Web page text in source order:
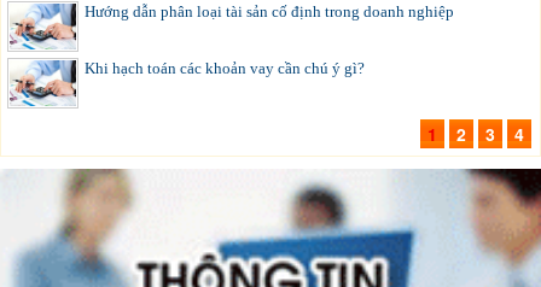
Hướng dẫn phân loại tài sản cố định trong doanh nghiệp
Khi hạch toán các khoản vay cần chú ý gì?
1 2 3 4